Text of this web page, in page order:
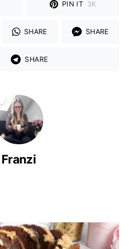
PIN IT 3K
SHARE SHARE
SHARE
Franzi